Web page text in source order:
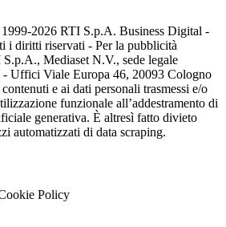
2026 RTI S.p.A. Business Digital -
i diritti riservati - Per la pubblicità
Mediaset N.V., sede legale
- Uffici Viale Europa 46, 20093 Cologno
e ai dati personali trasmessi e/o
funzionale all’addestramento di
generativa. È altresì fatto divieto
automatizzati di data scraping.
Policy